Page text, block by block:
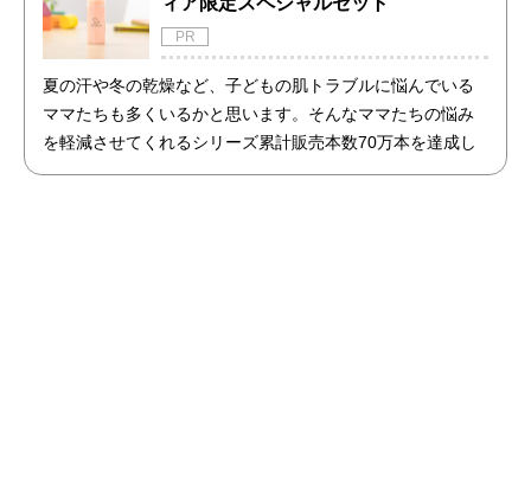
PR
夏の汗や冬の乾燥など、子どもの肌トラブルに悩んでいる
ママたちも多くいるかと思います。そんなママたちの悩み
を軽減させてくれるシリーズ累計販売本数70万本を達成し
た商品「アトピッグ」と「敏感肌用石鹸ホイップソープ」